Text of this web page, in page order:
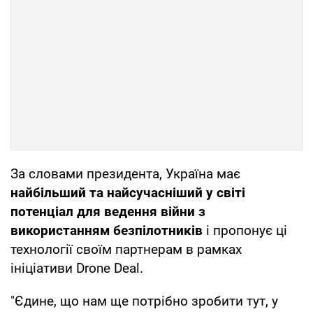
За словами президента, Україна має
найбільший та найсучасніший у світі
потенціал для ведення війни з
використанням безпілотників і пропонує ці
технології своїм партнерам в рамках
ініціативи Drone Deal.
"Єдине, що нам ще потрібно зробити тут, у